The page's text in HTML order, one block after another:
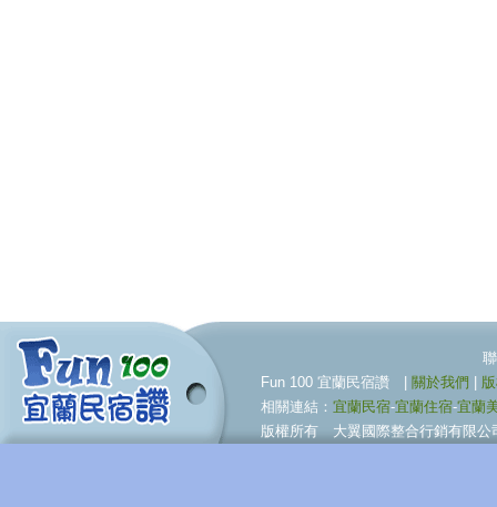
聯合行銷服務伙
Fun 100 宜蘭民宿讚 | 關於我們
相關連結： 宜蘭民宿-宜蘭住宿-宜蘭
版權所有 大翼國際整合行銷有限公